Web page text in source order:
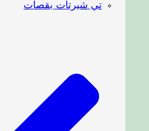
تي شيرتات بقصات